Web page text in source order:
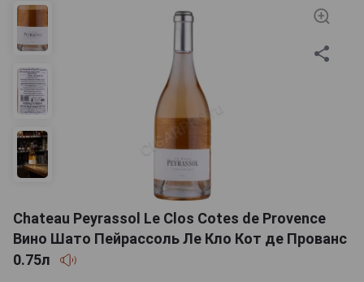
Chateau Peyrassol Le Clos Cotes de Provence
Вино Шато Пейрассоль Ле Кло Кот де Прованс
0.75л